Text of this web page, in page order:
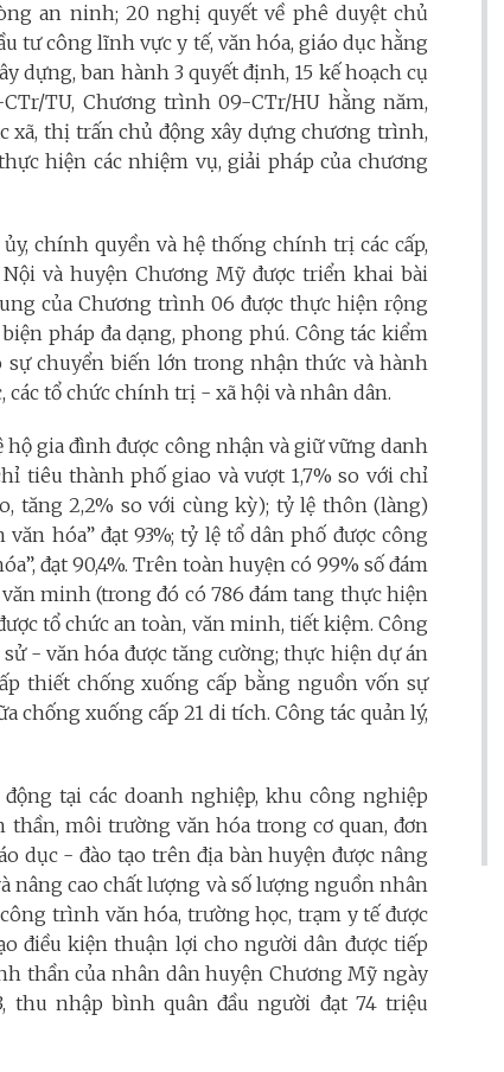
an ninh; 20 nghị quyết về phê duyệt chủ
tư công lĩnh vực y tế, văn hóa, giáo dục hằng
dựng, ban hành 3 quyết định, 15 kế hoạch cụ
TU, Chương trình 09-CTr/HU hằng năm,
xã, thị trấn chủ động xây dựng chương trình,
hiện các nhiệm vụ, giải pháp của chương
chính quyền và hệ thống chính trị các cấp,
và huyện Chương Mỹ được triển khai bài
của Chương trình 06 được thực hiện rộng
pháp đa dạng, phong phú. Công tác kiểm
sự chuyển biến lớn trong nhận thức và hành
các tổ chức chính trị - xã hội và nhân dân.
hộ gia đình được công nhận và giữ vững danh
tiêu thành phố giao và vượt 1,7% so với chỉ
tăng 2,2% so với cùng kỳ); tỷ lệ thôn (làng)
hóa” đạt 93%; tỷ lệ tổ dân phố được công
đạt 90,4%. Trên toàn huyện có 99% số đám
minh (trong đó có 786 đám tang thực hiện
tổ chức an toàn, văn minh, tiết kiệm. Công
- văn hóa được tăng cường; thực hiện dự án
thiết chống xuống cấp bằng nguồn vốn sự
chống xuống cấp 21 di tích. Công tác quản lý,
tại các doanh nghiệp, khu công nghiệp
môi trường văn hóa trong cơ quan, đơn
dục - đào tạo trên địa bàn huyện được nâng
nâng cao chất lượng và số lượng nguồn nhân
trình văn hóa, trường học, trạm y tế được
điều kiện thuận lợi cho người dân được tiếp
thần của nhân dân huyện Chương Mỹ ngày
thu nhập bình quân đầu người đạt 74 triệu